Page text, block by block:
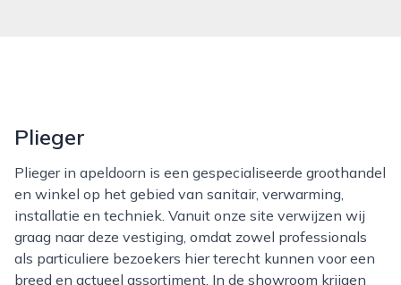
Plieger
Plieger in apeldoorn is een gespecialiseerde groothandel
en winkel op het gebied van sanitair, verwarming,
installatie en techniek. Vanuit onze site verwijzen wij
graag naar deze vestiging, omdat zowel professionals
als particuliere bezoekers hier terecht kunnen voor een
breed en actueel assortiment. In de showroom krijgen